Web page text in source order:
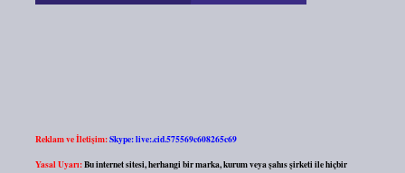
Reklam ve İletişim:Skype: live:.cid.575569c608265c69
Yasal Uyarı:Bu internet sitesi, herhangi bir marka, kurum veya şahıs şirketi ile hiçbir